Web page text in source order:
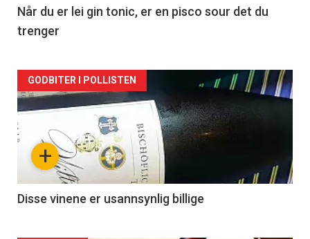
2
Når du er lei gin tonic, er en pisco sour det du
trenger
Forsiden
akkurat
nå
3
+
GODBITER I POLLISTEN
Disse vinene er usannsynlig billige